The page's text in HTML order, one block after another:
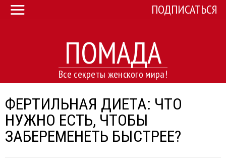
ПОМАДА
Все секреты женского мира!
ПОДПИСАТЬСЯ
ФЕРТИЛЬНАЯ ДИЕТА: ЧТО
НУЖНО ЕСТЬ, ЧТОБЫ
ЗАБЕРЕМЕНЕТЬ БЫСТРЕЕ?